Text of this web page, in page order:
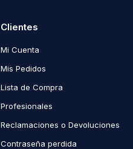
Clientes
Mi Cuenta
Mis Pedidos
Lista de Compra
Profesionales
Reclamaciones o Devoluciones
Contraseña perdida